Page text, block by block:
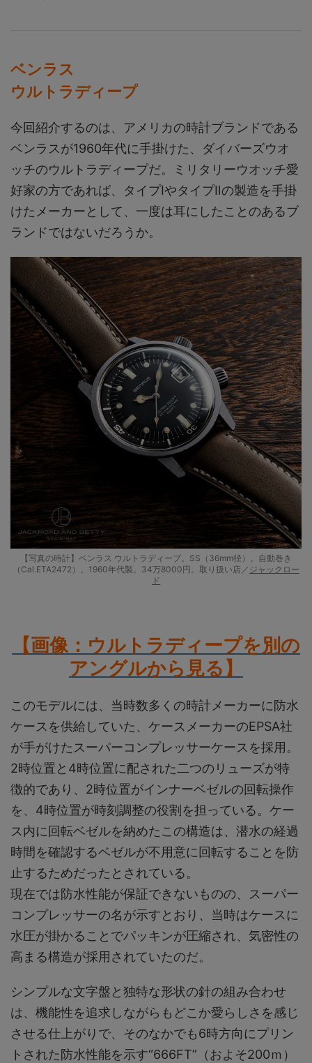
ベンラス
ウルトラディープ
今回紹介するのは、アメリカの時計ブランドである
ベンラスが1960年代に手掛けた、ダイバーズウオ
ッチのウルトラディープだ。ミリタリーウオッチ愛
好家の方であれば、タイプⅠやタイプⅡの製造を手掛
けたメーカーとして、一度は耳にしたことのあるブ
ランドではないだろうか。
【写真の時計】ベンラス ウルトラディープ。SS（36mm径）。自動巻き
（Cal.ETA2472）。1960年代製。34万8000円。取り扱い店／ ジャックロー
ド
【画像：ウルトラディープを別の
アングルから見る 】
このモデルには、当時数多くの時計メーカーに防水
ケースを供給していた、ケースメーカーのEPSA社
が手がけたスーパーコンプレッサーケースを採用。
2時位置と4時位置に配された二つのリューズが特
徴的であり、2時位置がインナーベゼルの回転操作
を、4時位置が時刻調整の役割を担っている。ケー
ス内に回転ベゼルを納めたこの構造は、潜水の経過
時間を確認するベゼルが不用意に回転することを防
止するためだったとされている。
現在では防水性能が保証できないものの、スーパー
コンプレッサーの名が示すとおり、当時はケースに
水圧が掛かることでパッキンが圧縮され、気密性の
高まる構造が採用されていたのだ。
シンプルな文字盤と独特な形状の針の組み合わせ
は、機能性を追求しながらもどこか愛らしさを感じ
させる仕上がりで、そのなかでも6時方向にプリン
トされた防水性能を示す“666FT”（およそ200ｍ）